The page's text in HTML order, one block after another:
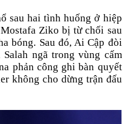
sau hai tình huống ở hiệp
Ziko bị từ chối sau
bóng. Sau đó, Ai Cập đòi
ngã trong vùng cấm
phản công ghi bàn quyết
không cho dừng trận đấu